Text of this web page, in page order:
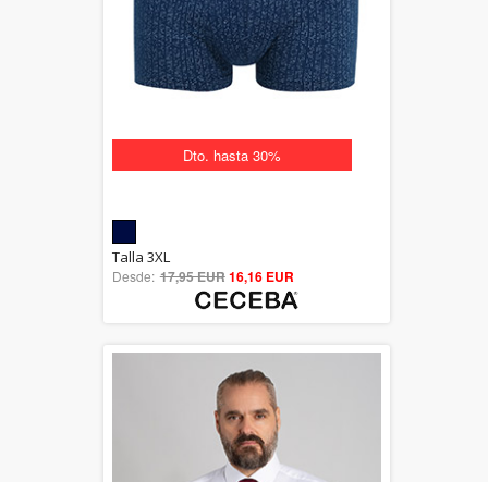
Dto. hasta 30%
out of 5
Talla 3XL
Desde: 17,95 EUR16,16 EUR